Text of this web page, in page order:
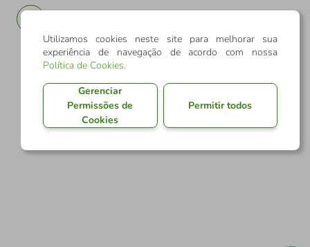
Utilizamos cookies neste site para melhorar sua
experiência de navegação de acordo com nossa
Política de Cookies.
Gerenciar
Permissões de
Cookies
Permitir todos